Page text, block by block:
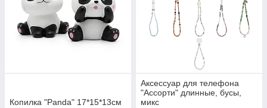
Копилка "Panda" 17*15*13см
Аксессуар для телефона
"Ассорти" длинные, бусы,
микс